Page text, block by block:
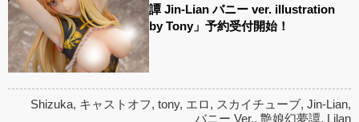
譚 Jin-Lian バニー ver. illustration
by Tony」予約受付開始！
Shizuka, キャストオフ, tony, エロ, スカイチューブ, Jin-Lian,
バニー Ver., 艶娘幻夢譚, Lilan